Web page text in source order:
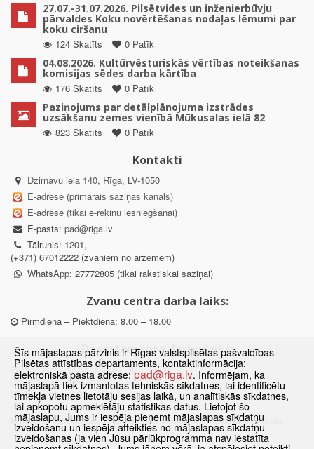
27.07.-31.07.2026. Pilsētvides un inženierbūvju
pārvaldes Koku novērtēšanas nodaļas lēmumi par
koku ciršanu
124 Skatīts
0 Patīk
04.08.2026. Kultūrvēsturiskās vērtības noteikšanas
komisijas sēdes darba kārtība
176 Skatīts
0 Patīk
Paziņojums par detālplānojuma izstrādes
uzsākšanu zemes vienībā Mūkusalas ielā 82
823 Skatīts
0 Patīk
Kontakti
Dzirnavu iela 140, Rīga, LV-1050
E-adrese (primārais saziņas kanāls)
E-adrese (tikai e-rēķinu iesniegšanai)
E-pasts: pad@riga.lv
Tālrunis: 1201,
(+371) 67012222 (zvaniem no ārzemēm)
WhatsApp: 27772805 (tikai rakstiskai saziņai)
Zvanu centra darba laiks:
Pirmdiena – Piektdiena: 8.00 – 18.00
Departamenta darba laiks:
Pirmdiena, Ceturtdiena: 8.30 – 18.00
Otrdiena, Trešdiena: 8.30 – 17.00
Piektdiena: 8.30 – 15.00
Klātienes konsultācijas pieejamas tikai ar iepriekšēju pierakstu.
Šīs mājaslapas pārzinis ir Rīgas valstspilsētas pašvaldības
Pilsētas attīstības departaments, kontaktinformācija:
elektroniskā pasta adrese: pad@riga.lv. Informējam, ka
mājaslapā tiek izmantotas tehniskās sīkdatnes, lai identificētu
tīmekļa vietnes lietotāju sesijas laikā, un analītiskās sīkdatnes,
lai apkopotu apmeklētāju statistikas datus. Lietojot šo
mājaslapu, Jums ir iespēja pieņemt mājaslapas sīkdatņu
izveidošanu un iespēja atteikties no mājaslapas sīkdatņu
izveidošanas (ja vien Jūsu pārlūkprogramma nav iestatīta